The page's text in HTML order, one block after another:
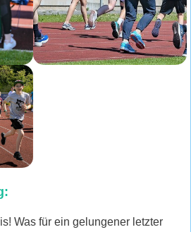
Was für ein gelungener letzter